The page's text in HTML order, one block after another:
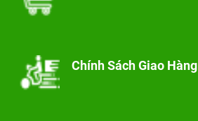
Chính Sách Giao Hàng